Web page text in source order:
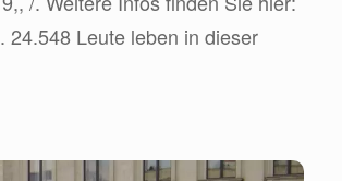
24.548 Leute leben in dieser